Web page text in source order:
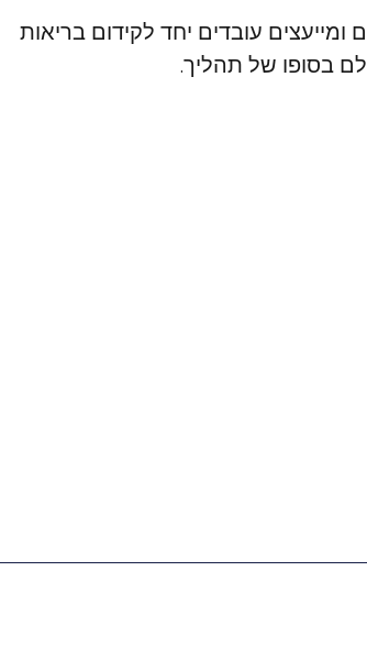
עובדים יחד לקידום בריאות
בסופו של תהליך.